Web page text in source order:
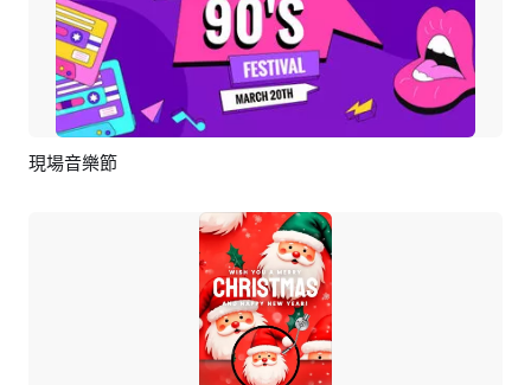
現場音樂節